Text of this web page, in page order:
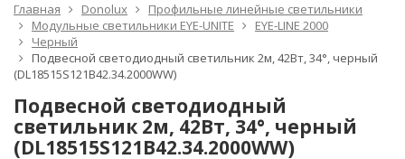
Главная Donolux
Профильные линейные светильники
Модульные светильники EYE-UNITE
EYE-LINE 2000
Черный
Подвесной светодиодный светильник 2м, 42Вт, 34°, черный
(DL18515S121B42.34.2000WW)
Подвесной светодиодный
светильник 2м, 42Вт, 34°, черный
(DL18515S121B42.34.2000WW)